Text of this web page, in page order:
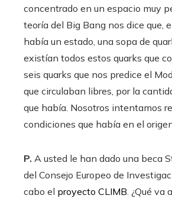
concentrado en un espacio muy
teoría del Big Bang nos dice que,
había un estado, una sopa de
existían todos estos quarks que
seis quarks que nos predice el
que circulaban libres, por la
que había. Nosotros intentamos
condiciones que había en el
P. A usted le han dado una beca
del Consejo Europeo de
cabo el proyecto CLIMB . ¿Qué va